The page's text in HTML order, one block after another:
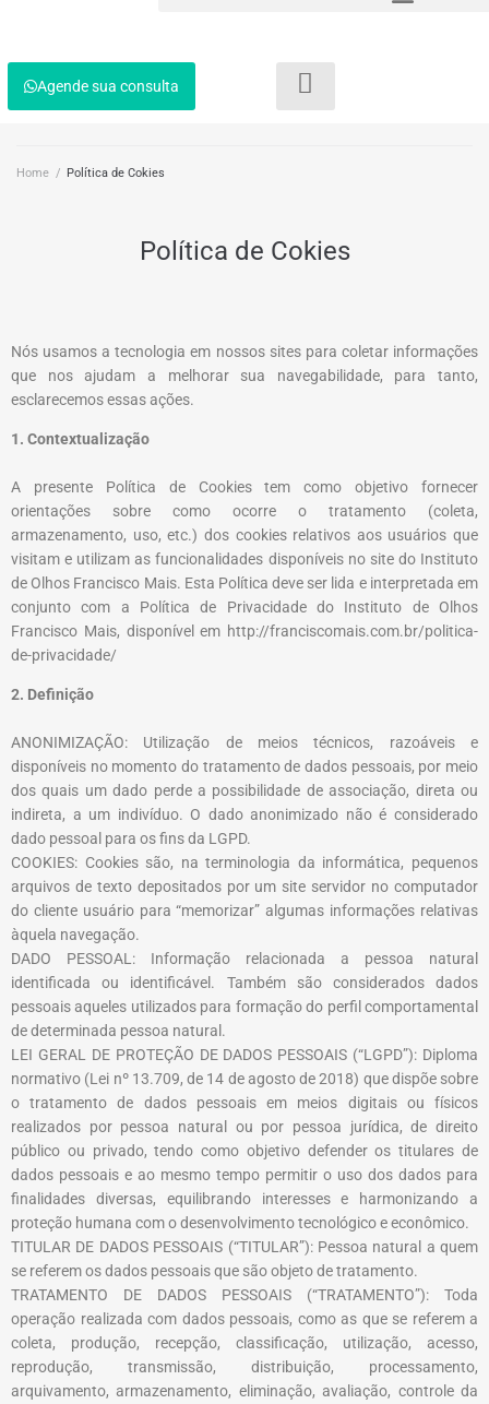
Agende sua consulta
Home / Política de Cokies
Política de Cokies
Nós usamos a tecnologia em nossos sites para coletar informações
que nos ajudam a melhorar sua navegabilidade, para tanto,
esclarecemos essas ações.
1. Contextualização
A presente Política de Cookies tem como objetivo fornecer
orientações sobre como ocorre o tratamento (coleta,
armazenamento, uso, etc.) dos cookies relativos aos usuários que
visitam e utilizam as funcionalidades disponíveis no site do Instituto
de Olhos Francisco Mais. Esta Política deve ser lida e interpretada em
conjunto com a Política de Privacidade do Instituto de Olhos
Francisco Mais, disponível em http://franciscomais.com.br/politica-
de-privacidade/
2. Definição
ANONIMIZAÇÃO: Utilização de meios técnicos, razoáveis e
disponíveis no momento do tratamento de dados pessoais, por meio
dos quais um dado perde a possibilidade de associação, direta ou
indireta, a um indivíduo. O dado anonimizado não é considerado
dado pessoal para os fins da LGPD.
COOKIES: Cookies são, na terminologia da informática, pequenos
arquivos de texto depositados por um site servidor no computador
do cliente usuário para “memorizar” algumas informações relativas
àquela navegação.
DADO PESSOAL: Informação relacionada a pessoa natural
identificada ou identificável. Também são considerados dados
pessoais aqueles utilizados para formação do perfil comportamental
de determinada pessoa natural.
LEI GERAL DE PROTEÇÃO DE DADOS PESSOAIS (“LGPD”): Diploma
normativo (Lei nº 13.709, de 14 de agosto de 2018) que dispõe sobre
o tratamento de dados pessoais em meios digitais ou físicos
realizados por pessoa natural ou por pessoa jurídica, de direito
público ou privado, tendo como objetivo defender os titulares de
dados pessoais e ao mesmo tempo permitir o uso dos dados para
finalidades diversas, equilibrando interesses e harmonizando a
proteção humana com o desenvolvimento tecnológico e econômico.
TITULAR DE DADOS PESSOAIS (“TITULAR”): Pessoa natural a quem
se referem os dados pessoais que são objeto de tratamento.
TRATAMENTO DE DADOS PESSOAIS (“TRATAMENTO”): Toda
operação realizada com dados pessoais, como as que se referem a
coleta, produção, recepção, classificação, utilização, acesso,
reprodução, transmissão, distribuição, processamento,
arquivamento, armazenamento, eliminação, avaliação, controle da